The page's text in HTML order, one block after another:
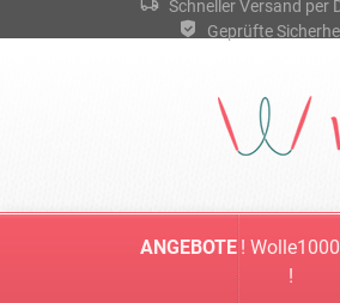
Schneller Versand per
Geprüfte
ANGEBOTE ! Wolle1000
!